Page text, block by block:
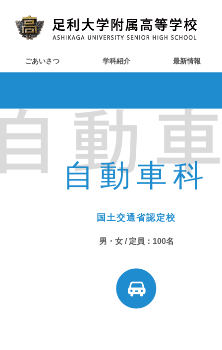
ごあいさつ 学科紹介 最新情報
自動車科
国土交通省認定校
男・女 / 定員：100名